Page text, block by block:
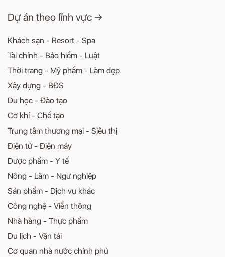
Dự án theo lĩnh vực →
Khách sạn - Resort - Spa
Tài chính - Bảo hiểm - Luật
Thời trang - Mỹ phẩm - Làm đẹp
Xây dựng - BĐS
Du học - Đào tạo
Cơ khí - Chế tạo
Trung tâm thương mại - Siêu thị
Điện tử - Điện máy
Dược phẩm - Y tế
Nông - Lâm - Ngư nghiệp
Sản phẩm - Dịch vụ khác
Công nghệ - Viễn thông
Nhà hàng - Thực phẩm
Du lịch - Vận tải
Cơ quan nhà nước chính phủ